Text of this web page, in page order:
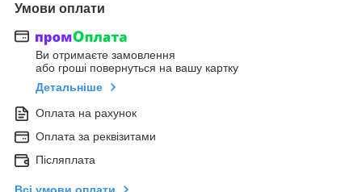
Умови оплати
Ви отримаєте замовлення
або гроші повернуться на вашу картку
Детальніше
Оплата на рахунок
Оплата за реквізитами
Післяплата